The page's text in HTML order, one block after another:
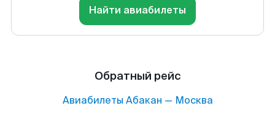
Найти авиабилеты
Обратный рейс
Авиабилеты Абакан — Москва